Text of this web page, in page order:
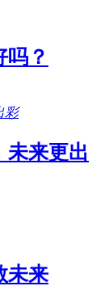
吗？
未来更出
未来